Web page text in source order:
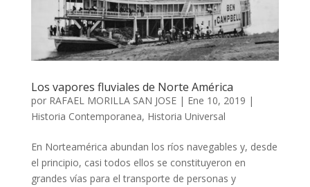
Los vapores fluviales de Norte América
por RAFAEL MORILLA SAN JOSE| Ene 10, 2019 |
Historia Contemporanea, Historia Universal
En Norteamérica abundan los ríos navegables y, desde
el principio, casi todos ellos se constituyeron en
grandes vías para el transporte de personas y